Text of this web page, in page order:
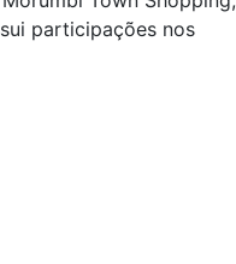
participações nos